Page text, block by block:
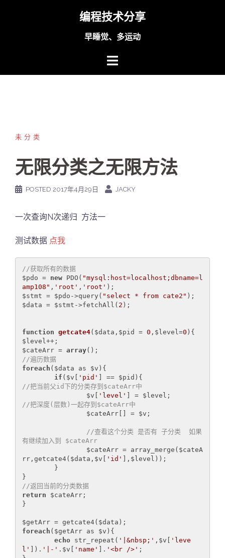
编程技术分享
早睡觉、多运动
未分类
无限分类之无限方法
POSTED 2017年4月29日 JACKY
一次查询N次递归 方法一
测试数据 点我
//获取所有的数据
$pdo = new PDO( "mysql:host=localhost;dbname=l
amp108" , 'root' , 'root' );
$stmt = $pdo->query( "select * from cate2" );
$data = $stmt->fetchAll( 2 );
function getcate4($data,$pid = 0 ,$level=0 ) {
$level++;
$cateArr = array
//遍历数据
foreach ($data as $v){
if ($v[ 'pid'
//把当前父id下的分类存到$cateArr中
		$v[
'level'
//把深度(层数)一起存到$cateArr中
//查看这个分类 是否有 子分类  如果
有继续加入到 $cateArr
rr,getcate4($data,$v[
'id'
],$level));
//返回当前的分类数据
return $cateArr;
}
foreach ($getArr as $v){
echo str_repeat( '|&nbsp;' ,$v[
'leve
l'
]). '|-' .$v[ 'name' ]. '<br />' ;